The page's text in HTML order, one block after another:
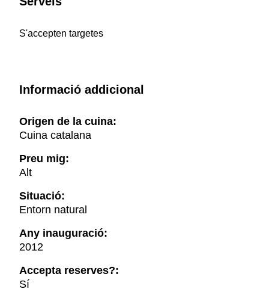
S'accepten targetes
Informació addicional
Origen de la cuina:
Cuina catalana
Preu mig:
Alt
Situació:
Entorn natural
Any inauguració:
2012
Accepta reserves?:
Sí